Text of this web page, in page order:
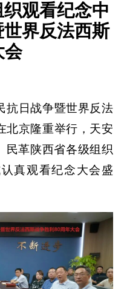
观看纪念中
界反法西斯
会
抗日战争暨世界反法
北京隆重举行，天安
民革陕西省各级组织
真观看纪念大会盛